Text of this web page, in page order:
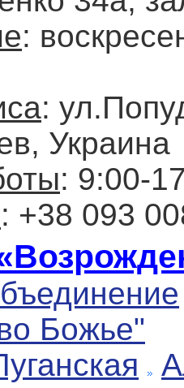
:
:
Украина
: 9:00-
: +38 093
Божье"